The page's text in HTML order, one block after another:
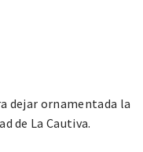
dejar ornamentada la
de La Cautiva.